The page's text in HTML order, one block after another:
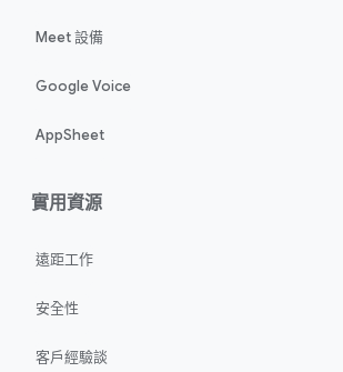
Meet 設備
Google Voice
AppSheet
實用資源
遠距工作
安全性
客戶經驗談